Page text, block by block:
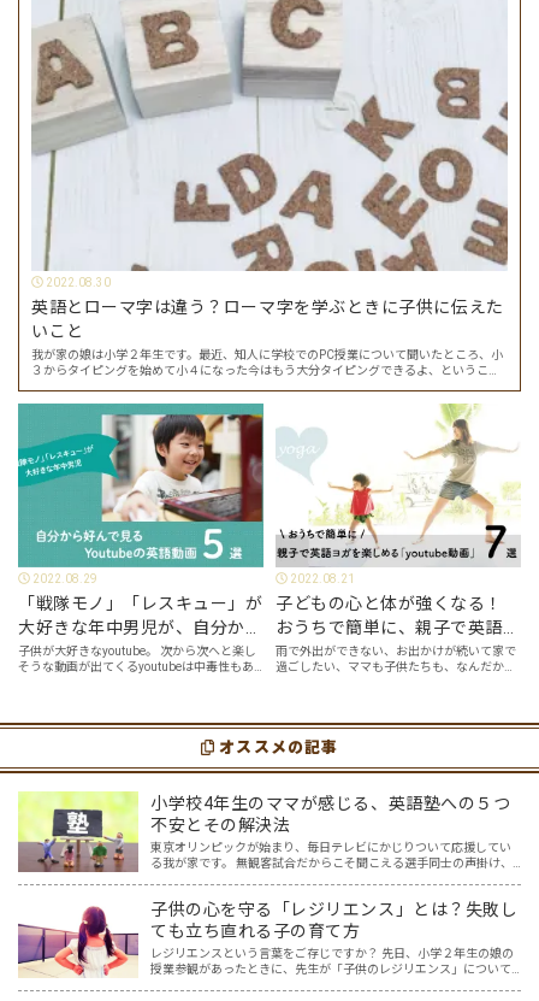
2022.08.30
英語とローマ字は違う？ローマ字を学ぶときに子供に伝えた
いこと
我が家の娘は小学２年生です。最近、知人に学校でのPC授業について聞いたところ、小
３からタイピングを始めて小４になった今はもう大分タイピングできるよ、ということ
で…
2022.08.29
「戦隊モノ」「レスキュー」が
大好きな年中男児が、自分から
好んで見るyoutube英語動画５
選
子供が大好きなyoutube。 次から次へと楽し
そうな動画が出てくるyoutubeは中毒性もあ
youtubeやゲーム、アプリだ…
2022.08.21
子どもの心と体が強くなる！
おうちで簡単に、親子で英語ヨ
ガを楽しめる「youtube動画」
７選
雨で外出ができない、お出かけが続いて家で
過ごしたい、ママも子供たちも、なんだか疲
スメの「youtube動画」を紹介します…
オススメの記事
小学校4年生のママが感じる、英語塾への５つ
不安とその解決法
東京オリンピックが始まり、毎日テレビにかじりついて応援してい
る我が家です。 無観客試合だからこそ聞こえる選手同士の声掛け、
子供の心を守る「レジリエンス」とは？失敗し
ても立ち直れる子の育て方
レジリエンスという言葉をご存じですか？ 先日、小学２年生の娘の
授業参観があったときに、先生が「子供のレジリエンス」について